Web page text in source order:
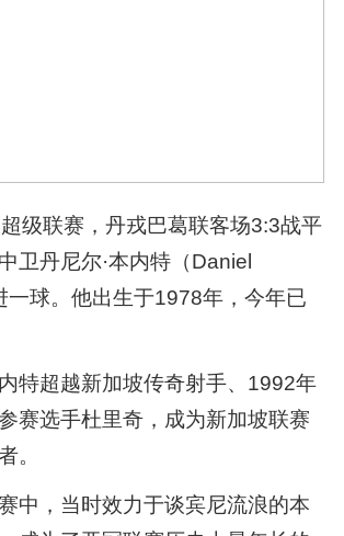
级联赛，丹戎巴葛联客场3:3战平
卫丹尼尔·本内特（Daniel
一球。他出生于1978年，今年已
特超越新加坡传奇射手、1992年
赛选手杜里奇，成为新加坡联赛
。
中，当时效力于谈宾尼流浪的本